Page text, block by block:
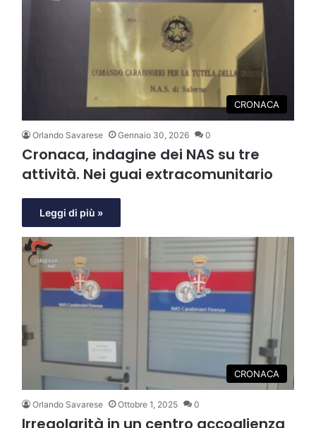
CRONACA
Orlando Savarese Gennaio 30, 2026 0
Cronaca, indagine dei NAS su tre
attività. Nei guai extracomunitario
Leggi di più »
CRONACA
Orlando Savarese Ottobre 1, 2025 0
Irregolarità in un centro accoglienza